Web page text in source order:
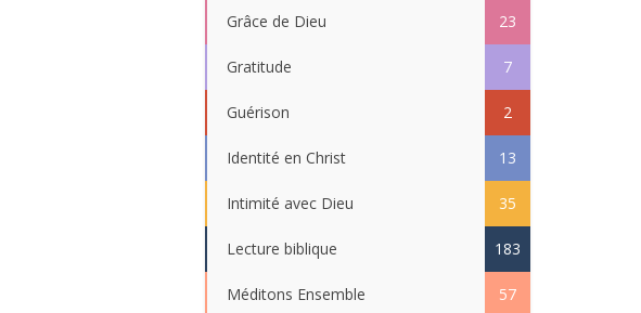
Grâce de Dieu 23
Gratitude 7
Guérison 2
Identité en Christ 13
Intimité avec Dieu 35
Lecture biblique 183
Méditons Ensemble 57